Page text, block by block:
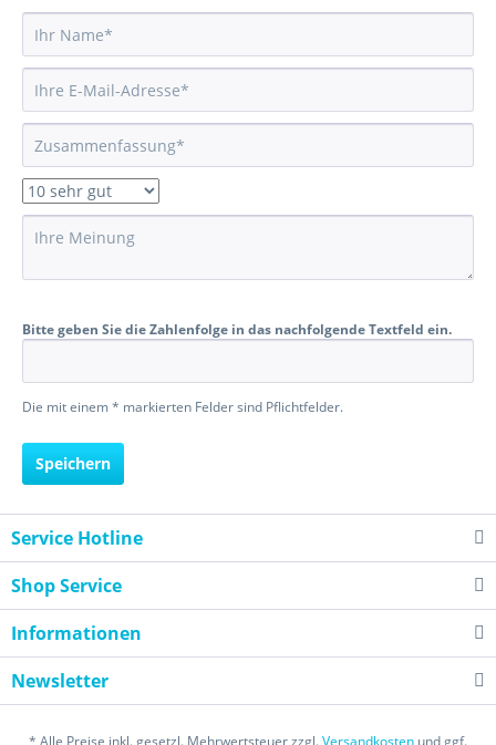
Bitte geben Sie die Zahlenfolge in das nachfolgende Textfeld ein.
Die mit einem * markierten Felder sind Pflichtfelder.
Speichern
Service Hotline
Shop Service
Informationen
Newsletter